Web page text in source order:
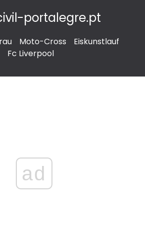
portalegre.pt
Moto-Cross
Eiskunstlauf
Fc Liverpool
ad